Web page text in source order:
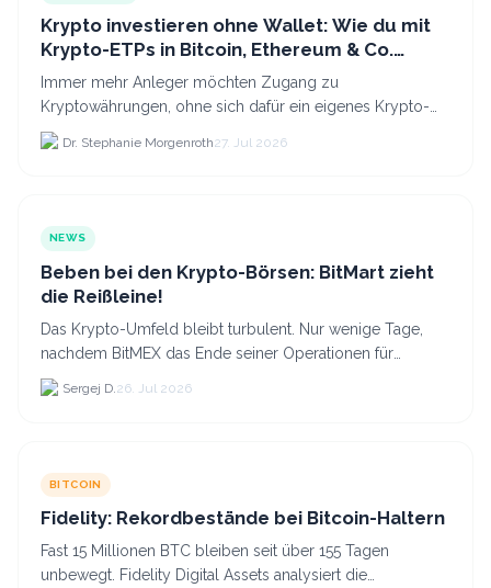
Krypto investieren ohne Wallet: Wie du mit
Krypto-ETPs in Bitcoin, Ethereum & Co.
anlegst
Immer mehr Anleger möchten Zugang zu
Kryptowährungen, ohne sich dafür ein eigenes Krypto-
Wallet einrichten zu müssen. Dazu kommt, dass viele
nicht nur Bitcoin h...
Dr. Stephanie Morgenroth27. Jul 2026
NEWS
Beben bei den Krypto-Börsen: BitMart zieht
die Reißleine!
Das Krypto-Umfeld bleibt turbulent. Nur wenige Tage,
nachdem BitMEX das Ende seiner Operationen für
September 2026 bekannt gegeben hat, zieht nun die
nächste gr...
Sergej D.26. Jul 2026
BITCOIN
Fidelity: Rekordbestände bei Bitcoin-Haltern
Fast 15 Millionen BTC bleiben seit über 155 Tagen
unbewegt. Fidelity Digital Assets analysiert die